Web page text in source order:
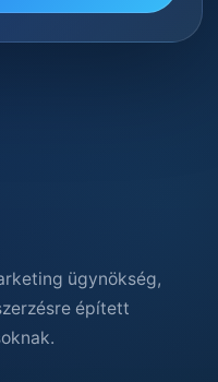
ügynökség,
épített